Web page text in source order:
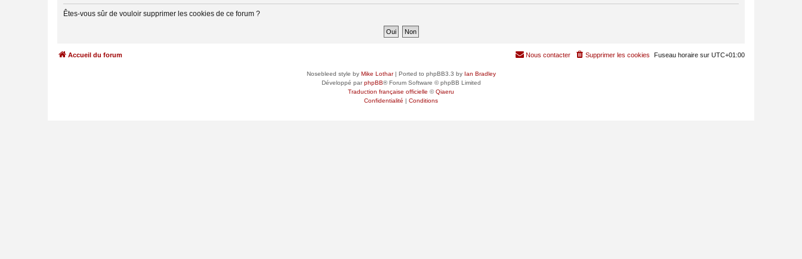
Êtes-vous sûr de vouloir supprimer les cookies de ce forum ?
Accueil du forum Fuseau horaire sur UTC+01:00
Supprimer les cookies
Nous contacter
Nosebleed style by Mike Lothar| Ported to phpBB3.3 by Ian Bradley
Développé parphpBB® Forum Software © phpBB Limited
Traduction française officielle ©Qiaeru
Confidentialité | Conditions